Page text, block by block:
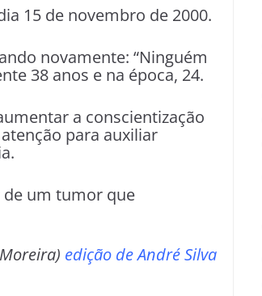
15 de novembro de 2000.
novamente: “Ninguém
38 anos e na época, 24.
a conscientização
para auxiliar
de um tumor que
edição de André Silva